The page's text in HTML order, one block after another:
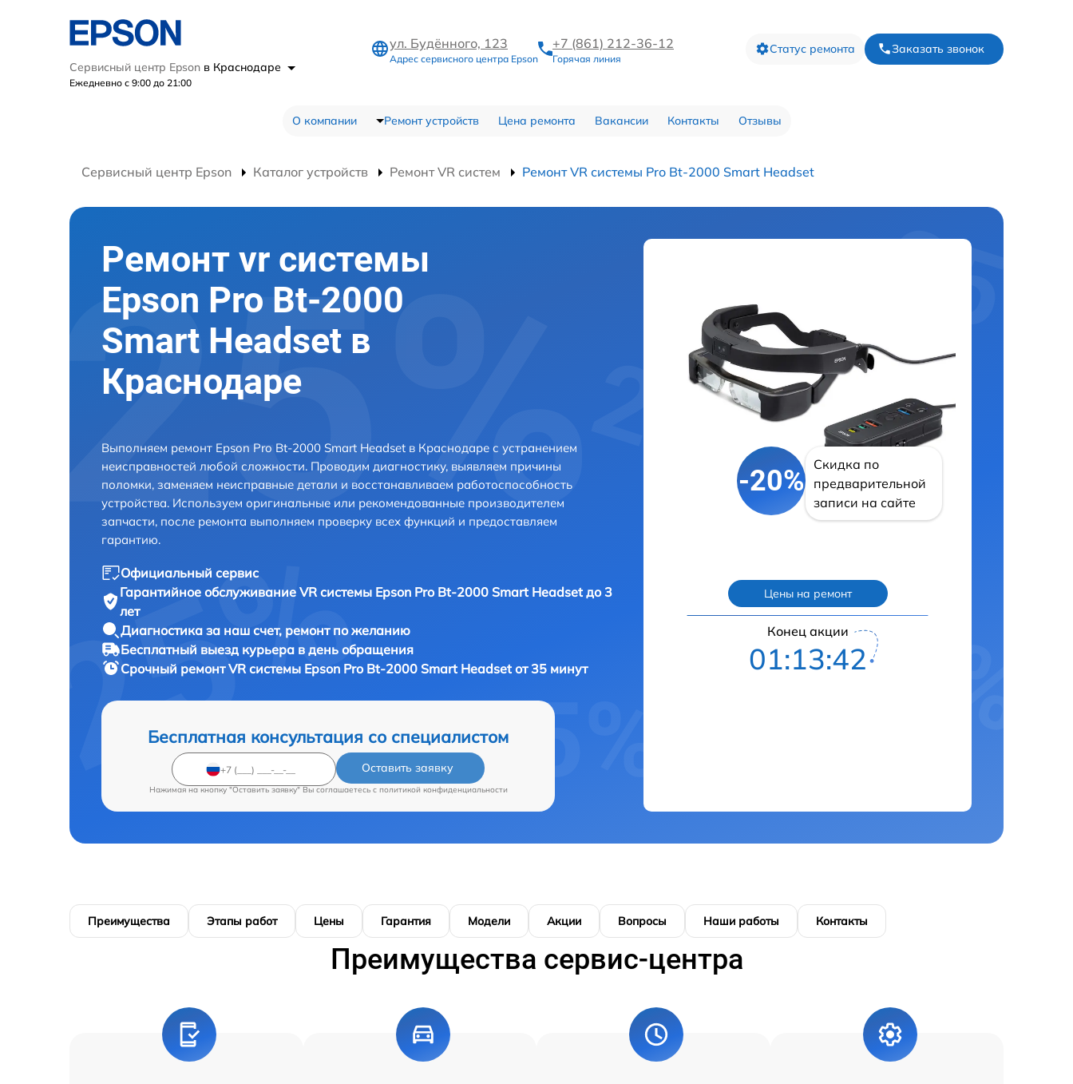
Сервисный центр Epson в Краснодаре
Ежедневно с 9:00 до 21:00
ул. Будённого, 123
Адрес сервисного центра Epson
+7 (861) 212-36-12
Горячая линия
Статус ремонта Заказать звонок
О компании Ремонт устройств Цена ремонта Вакансии Контакты Отзывы
Сервисный центр Epson Каталог устройств Ремонт VR систем Ремонт VR системы Pro Bt-2000 Smart Headset
Ремонт vr системы
Epson Pro Bt-2000
Smart Headset в
Краснодаре
Выполняем ремонт Epson Pro Bt-2000 Smart Headset в Краснодаре с устранением
неисправностей любой сложности. Проводим диагностику, выявляем причины
поломки, заменяем неисправные детали и восстанавливаем работоспособность
устройства. Используем оригинальные или рекомендованные производителем
запчасти, после ремонта выполняем проверку всех функций и предоставляем
гарантию.
Официальный сервис
Гарантийное обслуживаниеVR системы Epson Pro Bt-2000 Smart Headset до 3
лет
Диагностика за наш счет, ремонт по желанию
Бесплатный выезд курьера в день обращения
Срочный ремонтVR системы Epson Pro Bt-2000 Smart Headset от 35 минут
Бесплатная консультация со специалистом
Оставить заявку
Нажимая на кнопку "Оставить заявку" Вы соглашаетесь c политикой конфиденциальности
-20%
Скидка по
предварительной
записи на сайте
Цены на ремонт
Конец акции
01:13:42
Преимущества Этапы работ Цены Гарантия Модели Акции Вопросы Наши работы Контакты
Преимущества сервис-центра